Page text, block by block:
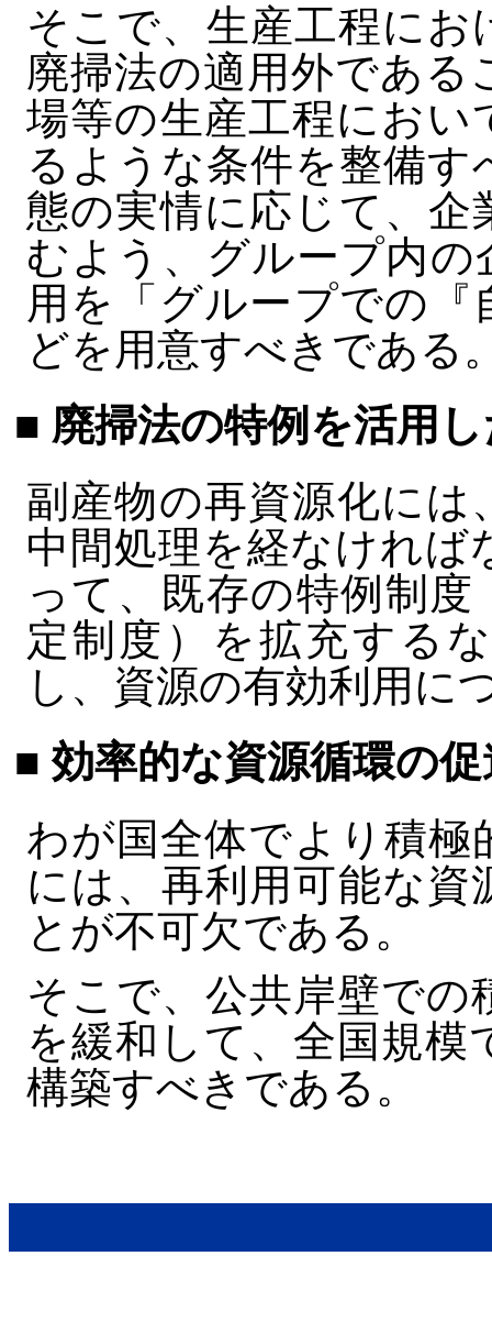
そこで、生産工程に
廃掃法の適用外であ
場等の生産工程におい
るような条件を整備
態の実情に応じて、企
むよう、グループ内
用を「グループでの
どを用意すべきである
■ 廃掃法の特例を活用
副産物の再資源化には
中間処理を経なけれ
って、既存の特例制
定制度）を拡充する
し、資源の有効利用に
■ 効率的な資源循環の促
わが国全体でより積極
には、再利用可能な
とが不可欠である。
そこで、公共岸壁で
を緩和して、全国規
構築すべきである。